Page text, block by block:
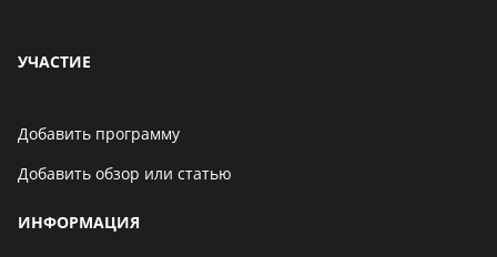
УЧАСТИЕ
Добавить программу
Добавить обзор или статью
ИНФОРМАЦИЯ